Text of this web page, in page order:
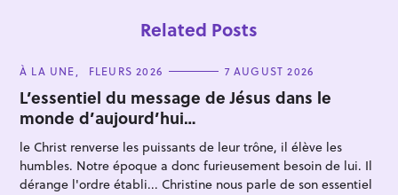
Related Posts
C
T
E
G
O
R
I
E
S
À LA UNE FLEURS 2026 7 AUGUST 2026
L’essentiel du message de Jésus dans le
monde d’aujourd’hui…
le Christ renverse les puissants de leur trône, il élève les
humbles. Notre époque a donc furieusement besoin de lui. Il
dérange l'ordre établi... Christine nous parle de son essentiel